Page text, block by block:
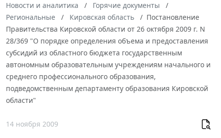
Новости и аналитика
Горячие документы
Региональные
Кировская область
Постановление
Правительства Кировской области от 26 октября 2009 г. N
28/369 "О порядке определения объема и предоставления
субсидий из областного бюджета государственным
автономным образовательным учреждениям начального и
среднего профессионального образования,
подведомственным департаменту образования Кировской
области"
14 ноября 2009